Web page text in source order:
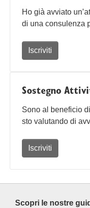
Ho già avviato
di una consulenza
Iscriviti
Sostegno
Sono al beneficio
sto valutando di
Iscriviti
Scopri le nostre